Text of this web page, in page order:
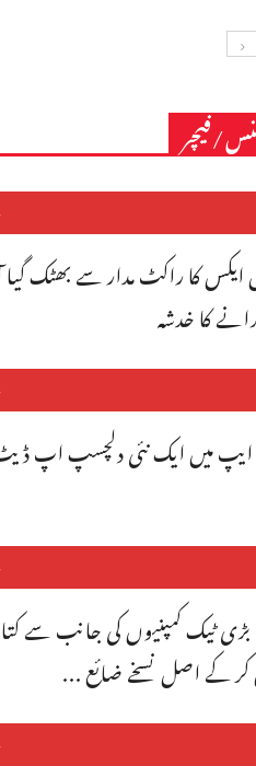
فیچر
کا راکٹ مدار سے بھٹک
کا خدشہ
میں ایک نئی دلچسپ اپ
بڑی ٹیک کمپنیوں کی جانب سے
کر کے اصل نسخے ضائع ...